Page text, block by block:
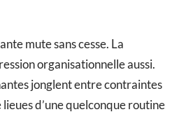
mute sans cesse. La
organisationnelle aussi.
jonglent entre contraintes
d’une quelconque routine